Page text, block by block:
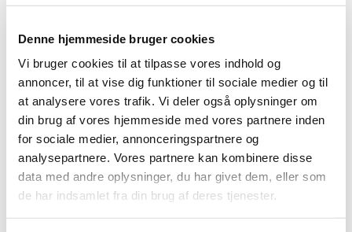
Denne hjemmeside bruger cookies
Vi bruger cookies til at tilpasse vores indhold og
annoncer, til at vise dig funktioner til sociale medier og til
at analysere vores trafik. Vi deler også oplysninger om
din brug af vores hjemmeside med vores partnere inden
for sociale medier, annonceringspartnere og
analysepartnere. Vores partnere kan kombinere disse
data med andre oplysninger, du har givet dem, eller som
de har indsamlet fra din brug af deres tjenester.
Sådan virker vaccinen imod abekopper
|12. august 2022
bivirkninger fra Imvanex-vaccinen imod abekopper.
Bevilling til at drive Jyderup Apotek
| 12. august 2022
Lægemiddelstyrelsen har den 2. august 2022 meddelt, at
Trine Frost Hansen får bevilling til at drive Jyderup …
Alle (2506)